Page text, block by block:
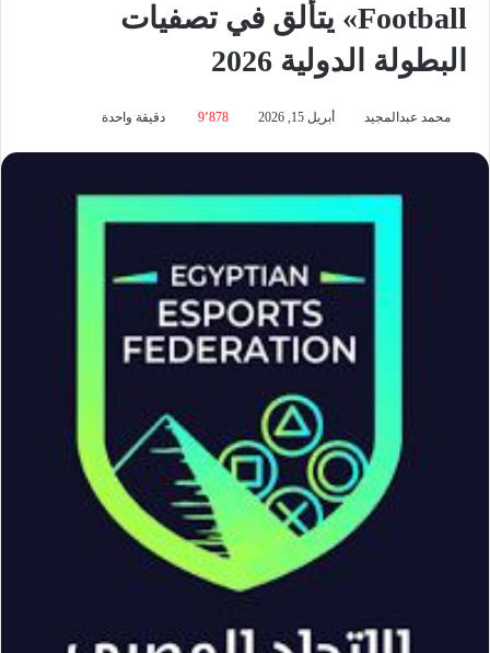
Football» يتألق في تصفيات
البطولة الدولية 2026
محمد عبدالمجيد أبريل 15, 2026 9٬878 دقيقة واحدة